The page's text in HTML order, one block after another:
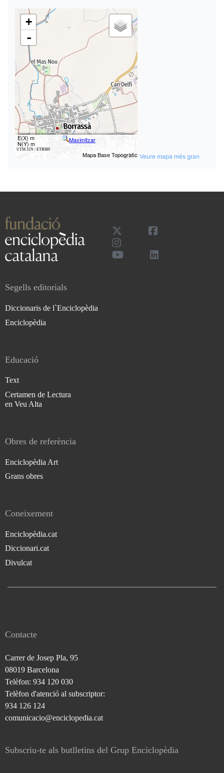
Veure mapa més gran
Segells editorials
Diccionaris de l`Enciclopèdia
Enciclopèdia
Educació
Text
Certamen de Lectura
en Veu Alta
Obres de referència
Enciclopèdia Art
Grans obres
Coneixement
Enciclopèdia.cat
Diccionari.cat
Divulcat
Contacte
Carrer de Josep Pla, 95
08019 Barcelona
Telèfon: 934 120 030
Telèfon d'atenció al subscriptor:
934 126 124
comunicacio@enciclopedia.cat
Subscriu-te als butlletins del Grup Enciclopèdia